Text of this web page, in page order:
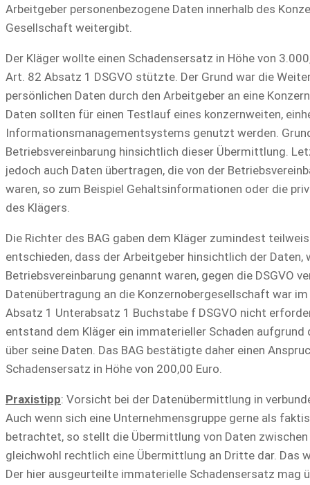
Arbeitgeber personenbezogene Daten innerhalb des
Gesellschaft weitergibt.
Der Kläger wollte einen Schadensersatz in Höhe von
Art. 82 Absatz 1 DSGVO stützte. Der Grund war die
persönlichen Daten durch den Arbeitgeber an eine
Daten sollten für einen Testlauf eines konzernweiten,
Informationsmanagementsystems genutzt werden.
Betriebsvereinbarung hinsichtlich dieser Übermittlung.
jedoch auch Daten übertragen, die von der
waren, so zum Beispiel Gehaltsinformationen oder die
des Klägers.
Die Richter des BAG gaben dem Kläger zumindest
entschieden, dass der Arbeitgeber hinsichtlich der Daten,
Betriebsvereinbarung genannt waren, gegen die DSGVO
Datenübertragung an die Konzernobergesellschaft war
Absatz 1 Unterabsatz 1 Buchstabe f DSGVO nicht
entstand dem Kläger ein immaterieller Schaden
über seine Daten. Das BAG bestätigte daher einen
Schadensersatz in Höhe von 200,00 Euro.
Praxistipp: Vorsicht bei der Datenübermittlung in
Auch wenn sich eine Unternehmensgruppe gerne als
betrachtet, so stellt die Übermittlung von Daten
gleichwohl rechtlich eine Übermittlung an Dritte dar. Das
Der hier ausgeurteilte immaterielle Schadensersatz mag